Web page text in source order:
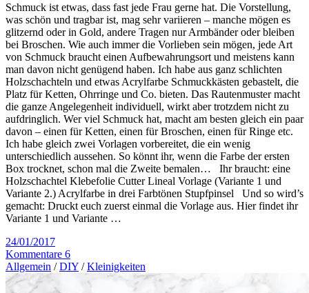
Schmuck ist etwas, dass fast jede Frau gerne hat. Die Vorstellung,
was schön und tragbar ist, mag sehr variieren – manche mögen es
glitzernd oder in Gold, andere Tragen nur Armbänder oder bleiben
bei Broschen. Wie auch immer die Vorlieben sein mögen, jede Art
von Schmuck braucht einen Aufbewahrungsort und meistens kann
man davon nicht genügend haben. Ich habe aus ganz schlichten
Holzschachteln und etwas Acrylfarbe Schmuckkästen gebastelt, die
Platz für Ketten, Ohrringe und Co. bieten. Das Rautenmuster macht
die ganze Angelegenheit individuell, wirkt aber trotzdem nicht zu
aufdringlich. Wer viel Schmuck hat, macht am besten gleich ein paar
davon – einen für Ketten, einen für Broschen, einen für Ringe etc.
Ich habe gleich zwei Vorlagen vorbereitet, die ein wenig
unterschiedlich aussehen. So könnt ihr, wenn die Farbe der ersten
Box trocknet, schon mal die Zweite bemalen… Ihr braucht: eine
Holzschachtel Klebefolie Cutter Lineal Vorlage (Variante 1 und
Variante 2.) Acrylfarbe in drei Farbtönen Stupfpinsel Und so wird’s
gemacht: Druckt euch zuerst einmal die Vorlage aus. Hier findet ihr
Variante 1 und Variante …
24/01/2017
Kommentare 6
Allgemein /DIY /Kleinigkeiten